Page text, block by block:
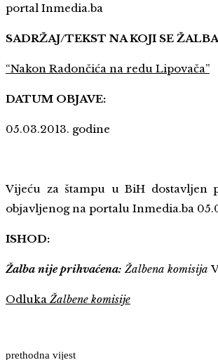
portal Inmedia.ba
SADRŽAJ/TEKST NA KOJI SE
“Nakon Radončića na redu Lipovača”
DATUM OBJAVE:
05.03.2013. godine
Vijeću za štampu u BiH dostavljen
objavljenog na portalu Inmedia.ba
ISHOD:
Žalba nije prihvaćena: Žalbena komisija
Odluka Žalbene komisije
prethodna vijest